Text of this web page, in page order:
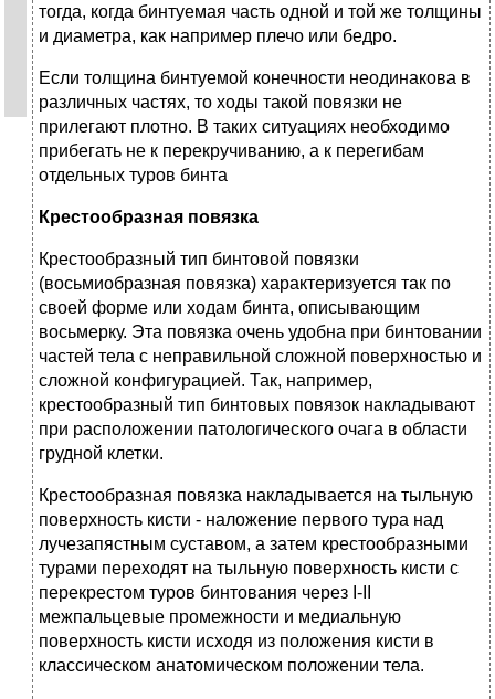
тогда, когда бинтуемая часть одной и той же толщины
и диаметра, как например плечо или бедро.
Если толщина бинтуемой конечности неодинакова в
различных частях, то ходы такой повязки не
прилегают плотно. В таких ситуациях необходимо
прибегать не к перекручиванию, а к перегибам
отдельных туров бинта
Крестообразная повязка
Крестообразный тип бинтовой повязки
(восьмиобразная повязка) характеризуется так по
своей форме или ходам бинта, описывающим
восьмерку. Эта повязка очень удобна при бинтовании
частей тела с неправильной сложной поверхностью и
сложной конфигурацией. Так, например,
крестообразный тип бинтовых повязок накладывают
при расположении патологического очага в области
грудной клетки.
Крестообразная повязка накладывается на тыльную
поверхность кисти - наложение первого тура над
лучезапястным суставом, а затем крестообразными
турами переходят на тыльную поверхность кисти с
перекрестом туров бинтования через I-II
межпальцевые промежности и медиальную
поверхность кисти исходя из положения кисти в
классическом анатомическом положении тела.